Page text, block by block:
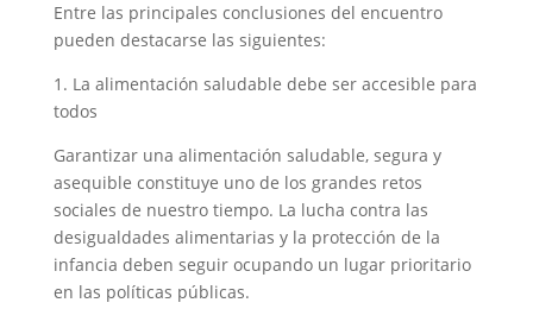
Entre las principales conclusiones del encuentro
pueden destacarse las siguientes:
1. La alimentación saludable debe ser accesible para
todos
Garantizar una alimentación saludable, segura y
asequible constituye uno de los grandes retos
sociales de nuestro tiempo. La lucha contra las
desigualdades alimentarias y la protección de la
infancia deben seguir ocupando un lugar prioritario
en las políticas públicas.